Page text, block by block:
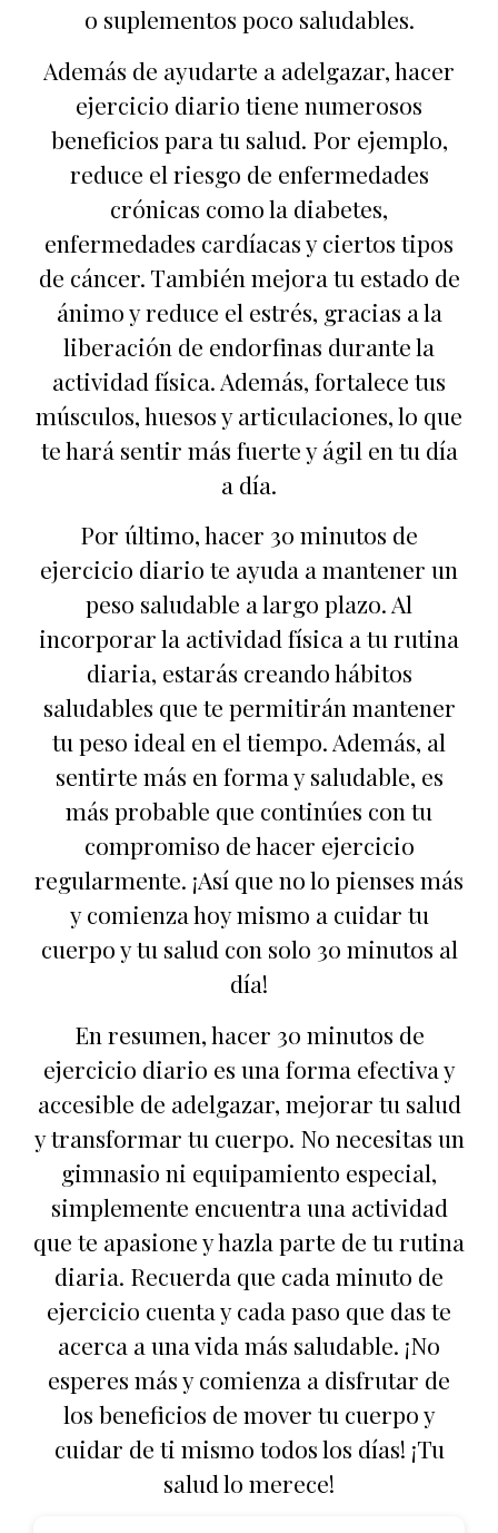
o suplementos poco saludables.
Además de ayudarte a adelgazar, hacer
ejercicio diario tiene numerosos
beneficios para tu salud. Por ejemplo,
reduce el riesgo de enfermedades
crónicas como la diabetes,
enfermedades cardíacas y ciertos tipos
de cáncer. También mejora tu estado de
ánimo y reduce el estrés, gracias a la
liberación de endorfinas durante la
actividad física. Además, fortalece tus
músculos, huesos y articulaciones, lo que
te hará sentir más fuerte y ágil en tu día
a día.
Por último, hacer 30 minutos de
ejercicio diario te ayuda a mantener un
peso saludable a largo plazo. Al
incorporar la actividad física a tu rutina
diaria, estarás creando hábitos
saludables que te permitirán mantener
tu peso ideal en el tiempo. Además, al
sentirte más en forma y saludable, es
más probable que continúes con tu
compromiso de hacer ejercicio
regularmente. ¡Así que no lo pienses más
y comienza hoy mismo a cuidar tu
cuerpo y tu salud con solo 30 minutos al
día!
En resumen, hacer 30 minutos de
ejercicio diario es una forma efectiva y
accesible de adelgazar, mejorar tu salud
y transformar tu cuerpo. No necesitas un
gimnasio ni equipamiento especial,
simplemente encuentra una actividad
que te apasione y hazla parte de tu rutina
diaria. Recuerda que cada minuto de
ejercicio cuenta y cada paso que das te
acerca a una vida más saludable. ¡No
esperes más y comienza a disfrutar de
los beneficios de mover tu cuerpo y
cuidar de ti mismo todos los días! ¡Tu
salud lo merece!